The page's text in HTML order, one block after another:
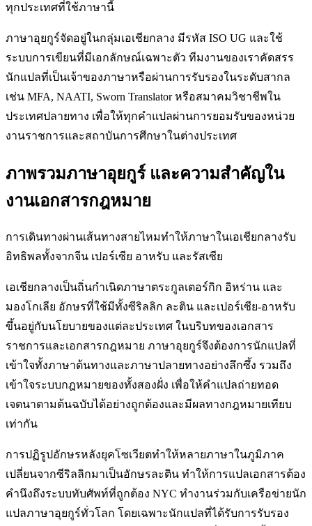
ทุกประเทศที่ใช้ภาษานี้
ภาษาอุยกูร์จัดอยู่ในกลุ่มเอเชียกลาง มีรหัส ISO UG และใช้
ระบบการเขียนที่มีเอกลักษณ์เฉพาะตัว ทีมงานของเราคัดสรร
นักแปลที่เป็นเจ้าของภาษาหรือผ่านการรับรองในระดับสากล
เช่น MFA, NAATI, Sworn Translator หรือสมาคมวิชาชีพใน
ประเทศปลายทาง เพื่อให้ทุกคำแปลผ่านการยอมรับของหน่วย
งานราชการและสถาบันการศึกษาในต่างประเทศ
ภาพรวมภาษาอุยกูร์ และความสำคัญใน
งานเอกสารกฎหมาย
การเดินทางผ่านเส้นทางสายไหมทำให้ภาษาในเอเชียกลางรับ
อิทธิพลทั้งจากจีน เปอร์เซีย อาหรับ และรัสเซีย
เอเชียกลางเป็นถิ่นกำเนิดภาษาตระกูลเตอร์กิก อิหร่าน และ
มองโกเลีย อักษรที่ใช้มีทั้งซีริลลิก ละติน และเปอร์เซีย-อาหรับ
ขึ้นอยู่กับนโยบายของแต่ละประเทศ ในบริบทของเอกสาร
ราชการและเอกสารกฎหมาย ภาษาอุยกูร์จึงต้องการนักแปลที่
เข้าใจทั้งภาษาต้นทางและภาษาปลายทางอย่างลึกซึ้ง รวมถึง
เข้าใจระบบกฎหมายของทั้งสองฝั่ง เพื่อให้คำแปลถ่ายทอด
เจตนาตามต้นฉบับได้อย่างถูกต้องและมีผลทางกฎหมายเทียบ
เท่ากัน
การปฏิรูปอักษรหลังยุคโซเวียตทำให้หลายภาษาในภูมิภาค
เปลี่ยนจากซีริลลิกมาเป็นอักษรละติน ทำให้การแปลเอกสารต้อง
คำนึงถึงระบบทับศัพท์ที่ถูกต้อง NYC ทำงานร่วมกับเครือข่ายนัก
แปลภาษาอุยกูร์ทั่วโลก โดยเฉพาะนักแปลที่ได้รับการรับรอง